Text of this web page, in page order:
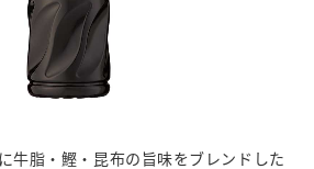
牛脂・鰹・昆布の旨味をブレンドした